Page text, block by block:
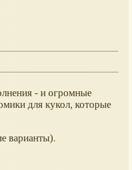
- и огромные
для кукол, которые
варианты).